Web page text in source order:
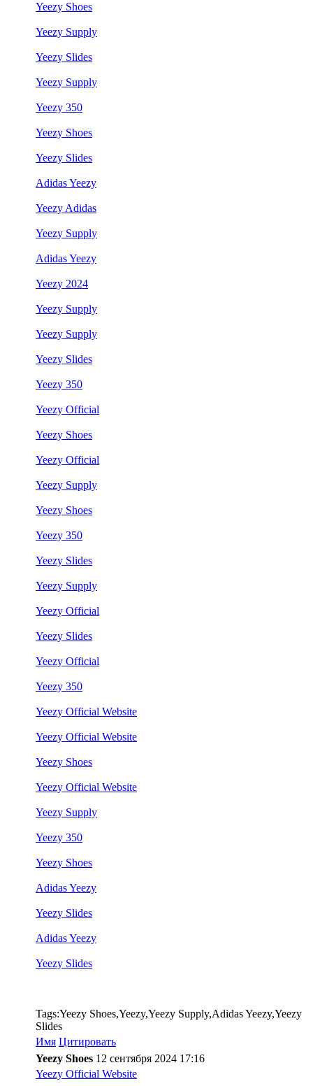
Yeezy Shoes
Yeezy Supply
Yeezy Slides
Yeezy Supply
Yeezy 350
Yeezy Shoes
Yeezy Slides
Adidas Yeezy
Yeezy Adidas
Yeezy Supply
Adidas Yeezy
Yeezy 2024
Yeezy Supply
Yeezy Supply
Yeezy Slides
Yeezy 350
Yeezy Official
Yeezy Shoes
Yeezy Official
Yeezy Supply
Yeezy Shoes
Yeezy 350
Yeezy Slides
Yeezy Supply
Yeezy Official
Yeezy Slides
Yeezy Official
Yeezy 350
Yeezy Official Website
Yeezy Official Website
Yeezy Shoes
Yeezy Official Website
Yeezy Supply
Yeezy 350
Yeezy Shoes
Adidas Yeezy
Yeezy Slides
Adidas Yeezy
Yeezy Slides
Tags:Yeezy Shoes,Yeezy,Yeezy Supply,Adidas Yeezy,Yeezy
Slides
Имя Цитировать
Yeezy Shoes 12 сентября 2024 17:16
Yeezy Official Website